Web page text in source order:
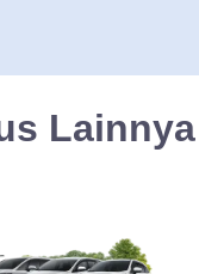
Lainnya